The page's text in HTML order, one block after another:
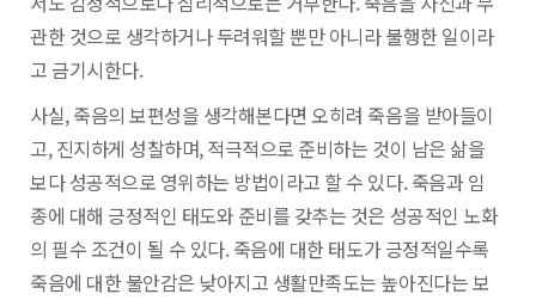
관한 것으로 생각하거나 두려워할 뿐만 아니라 불행한 일이라
고 금기시한다.
사실, 죽음의 보편성을 생각해본다면 오히려 죽음을 받아들이
고, 진지하게 성찰하며, 적극적으로 준비하는 것이 남은 삶을
보다 성공적으로 영위하는 방법이라고 할 수 있다. 죽음과 임
종에 대해 긍정적인 태도와 준비를 갖추는 것은 성공적인 노화
의 필수 조건이 될 수 있다. 죽음에 대한 태도가 긍정적일수록
죽음에 대한 불안감은 낮아지고 생활만족도는 높아진다는 보